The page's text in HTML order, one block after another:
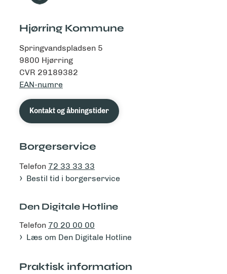
Hjørring Kommune
Springvandspladsen 5
9800 Hjørring
CVR 29189382
EAN-numre
Kontakt og åbningstider
Borgerservice
Telefon 72 33 33 33
Bestil tid i borgerservice
Den Digitale Hotline
Telefon 70 20 00 00
Læs om Den Digitale Hotline
Praktisk information